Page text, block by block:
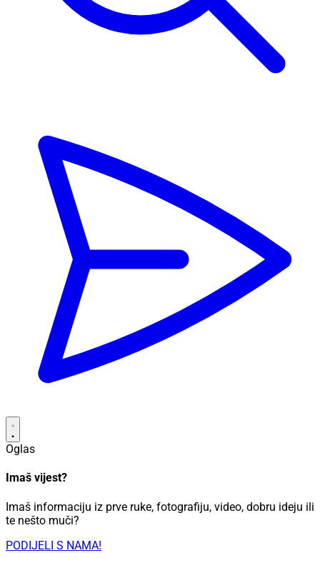
Oglas
Imaš vijest?
Imaš informaciju iz prve ruke, fotografiju, video, dobru ideju ili
te nešto muči?
PODIJELI S NAMA!